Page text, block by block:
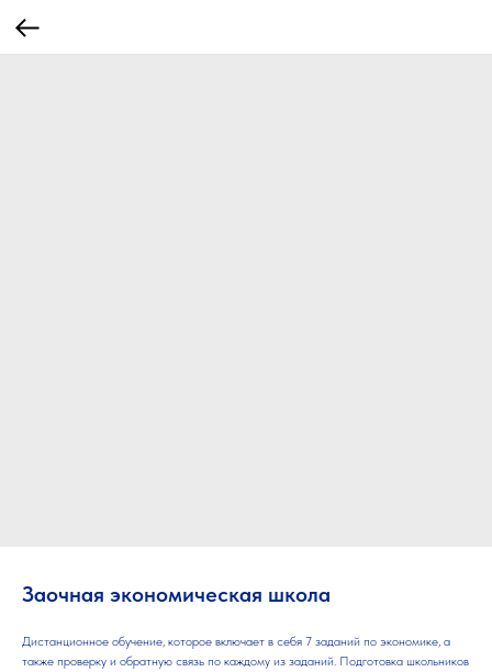
Заочная экономическая школа
Дистанционное обучение, которое включает в себя 7 заданий по экономике, а
также проверку и обратную связь по каждому из заданий. Подготовка школьников